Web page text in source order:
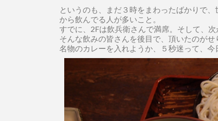
というのも、まだ３時をまわったばかりで
から飲んでる人が多いこと。
すでに、2Fは飲兵衛さんで満席。そして、
そんな飲みの皆さんを後目で、頂いたのがせ
名物のカレーを入れようか、５秒迷って、